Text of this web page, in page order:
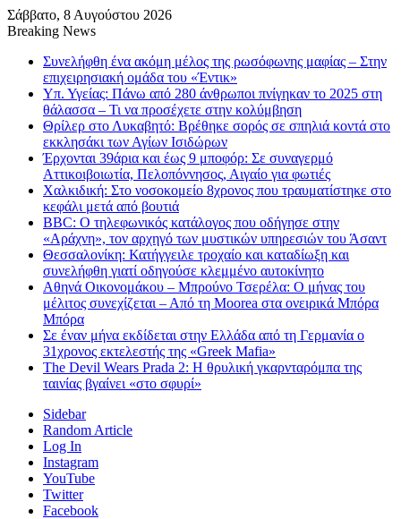
Σάββατο, 8 Αυγούστου 2026
Breaking News
Συνελήφθη ένα ακόμη μέλος της ρωσόφωνης μαφίας – Στην
επιχειρησιακή ομάδα του «Έντικ»
Υπ. Υγείας: Πάνω από 280 άνθρωποι πνίγηκαν το 2025 στη
θάλασσα – Τι να προσέχετε στην κολύμβηση
Θρίλερ στο Λυκαβητό: Βρέθηκε σορός σε σπηλιά κοντά στο
εκκλησάκι των Αγίων Ισιδώρων
Έρχονται 39άρια και έως 9 μποφόρ: Σε συναγερμό
Αττικοιβοιωτία, Πελοπόννησος, Αιγαίο για φωτιές
Χαλκιδική: Στο νοσοκομείο 8χρονος που τραυματίστηκε στο
κεφάλι μετά από βουτιά
BBC: Ο τηλεφωνικός κατάλογος που οδήγησε στην
«Αράχνη», τον αρχηγό των μυστικών υπηρεσιών του Άσαντ
Θεσσαλονίκη: Κατήγγειλε τροχαίο και καταδίωξη και
συνελήφθη γιατί οδηγούσε κλεμμένο αυτοκίνητο
Αθηνά Οικονομάκου – Μπρούνο Τσερέλα: Ο μήνας του
μέλιτος συνεχίζεται – Από τη Moorea στα ονειρικά Μπόρα
Μπόρα
Σε έναν μήνα εκδίδεται στην Ελλάδα από τη Γερμανία ο
31χρονος εκτελεστής της «Greek Mafia»
The Devil Wears Prada 2: Η θρυλική γκαρνταρόμπα της
ταινίας βγαίνει «στο σφυρί»
Sidebar
Random Article
Log In
Instagram
YouTube
Twitter
Facebook